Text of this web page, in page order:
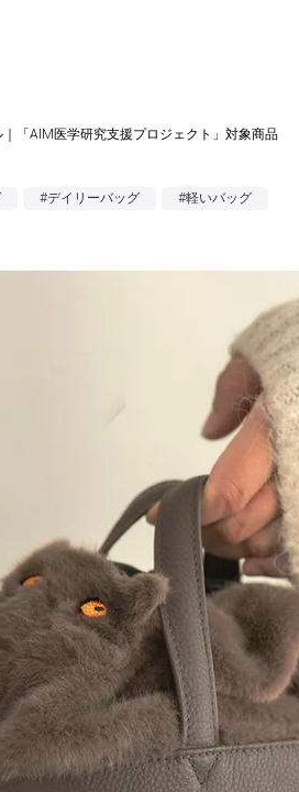
「AIM医学研究支援プロジェクト」対象商品
#デイリーバッグ
#軽いバッグ